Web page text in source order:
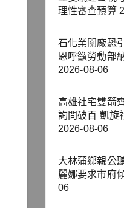
理性審查預算
石化業關廠恐
恩呼籲勞動部
2026-08-06
高雄社宅雙箭
詢問破百 凱旋
2026-08-06
大林蒲鄉親公
麗娜要求市府
06